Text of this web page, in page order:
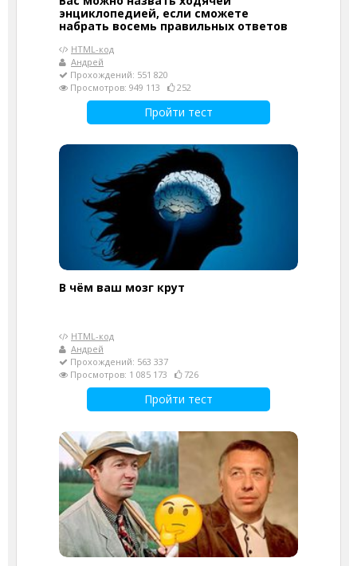
энциклопедией, если сможете
набрать восемь правильных ответов
HTML-код
Андрей
Прохождений: 551 820
Просмотров: 949 113
252
Пройти тест
В чём ваш мозг крут
HTML-код
Андрей
Прохождений: 563 337
Просмотров: 1 085 173
726
Пройти тест